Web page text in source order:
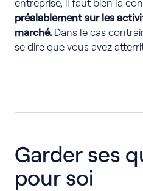
entreprise, il faut bien la
préalablement sur les
marché. Dans le cas
se dire que vous avez
Garder ses
pour soi